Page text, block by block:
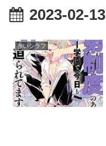
2023-02-13
赤いシラフ